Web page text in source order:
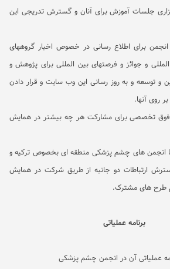
جلسات آموزش برای آنان و گسترش تدریجی این
انجمن برای اطلاع رسانی در خصوص اخبار گروههای
و جوائز و فرصتهای بین المللی برای پژوهش و
و توسعه و به روز رسانی این وب سایت و قرار دادن
روی آنها.
فوق تخصصی برای مشارکت هر چه بیشتر در همایش
با انجمن های چشم پزشکی منطقه ای بخصوص ترکیه و
ارتباطات دو جانبه از طریق شرکت در همایش
طرح های مشترک.
برنامه عملیاتی
عملیاتی آن در انجمن چشم پزشکی